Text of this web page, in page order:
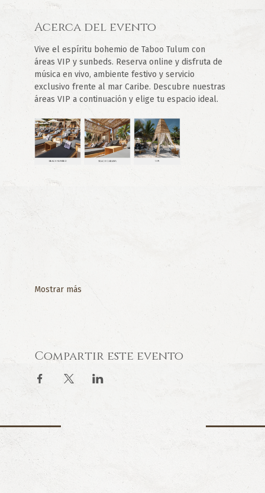
Acerca del evento
Vive el espíritu bohemio de Taboo Tulum con
áreas VIP y sunbeds. Reserva online y disfruta de
música en vivo, ambiente festivo y servicio
exclusivo frente al mar Caribe. Descubre nuestras
áreas VIP a continuación y elige tu espacio ideal.
Mostrar más
Compartir este evento